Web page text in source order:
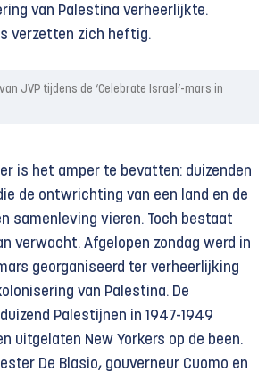
van Palestina verheerlijkte.
verzetten zich heftig.
JVP tijdens de ‘Celebrate Israel’-mars in
is het amper te bevatten: duizenden
de ontwrichting van een land en de
samenleving vieren. Toch bestaat
verwacht. Afgelopen zondag werd in
georganiseerd ter verheerlijking
van Palestina. De
Palestijnen in 1947-1949
uitgelaten New Yorkers op de been.
De Blasio, gouverneur Cuomo en